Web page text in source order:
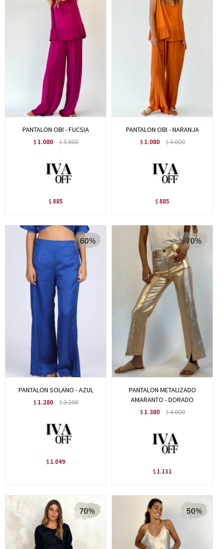
PANTALON OBI - FUCSIA
$ 1.080 $3.600
$ 885
PANTALON OBI - NARANJA
$ 1.080 $3.600
$ 885
PANTALON SOLANO - AZUL
$ 1.280 $3.200
$ 1.049
PANTALON METALIZADO
AMARANTO - DORADO
$ 1.380 $4.600
$ 1.131